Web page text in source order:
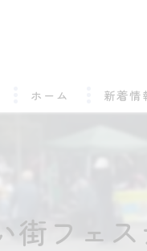
ホーム 新着情
街フェ